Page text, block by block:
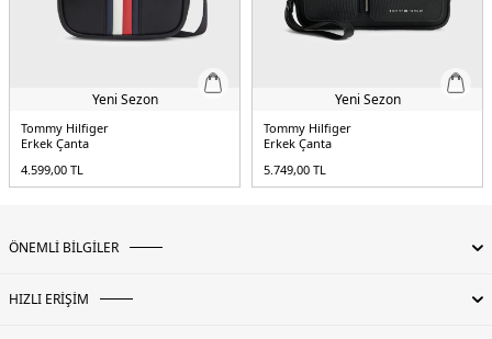
Yeni Sezon
Tommy Hilfiger
Erkek Çanta
4.599,00 TL
Yeni Sezon
Tommy Hilfiger
Erkek Çanta
5.749,00 TL
ÖNEMLİ BİLGİLER
HIZLI ERİŞİM